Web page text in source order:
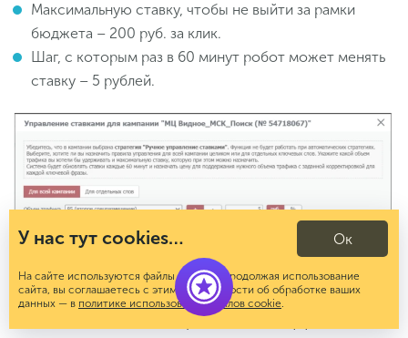
Максимальную ставку, чтобы не выйти за рамки
бюджета – 200 руб. за клик.
Шаг, с которым раз в 60 минут робот может менять
ставку – 5 рублей.
По мере накопления статистики по ключевым
словам, мы меняли стратегию. Неэффективные
У нас тут cookies…
На сайте используются файлы cookies. Продолжая использование
сайта, вы соглашаетесь с этим. Подробности об обработке ваших
данных — в политике использования файлов cookie.
Ок